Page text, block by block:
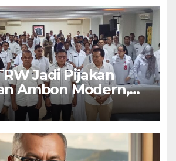
Jadi Pijakan
Ambon Modern,
Berkelanjutan,
Kota Bodewin